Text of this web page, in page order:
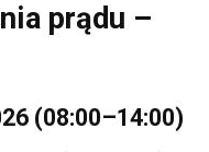
prądu –
(08:00–14:00)